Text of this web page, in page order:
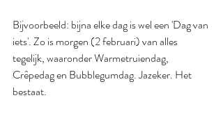
Bijvoorbeeld: bijna elke dag is wel een 'Dag van
iets'. Zo is morgen (2 februari) van alles
tegelijk, waaronder Warmetruiendag,
Crêpedag en Bubblegumdag. Jazeker. Het
bestaat.